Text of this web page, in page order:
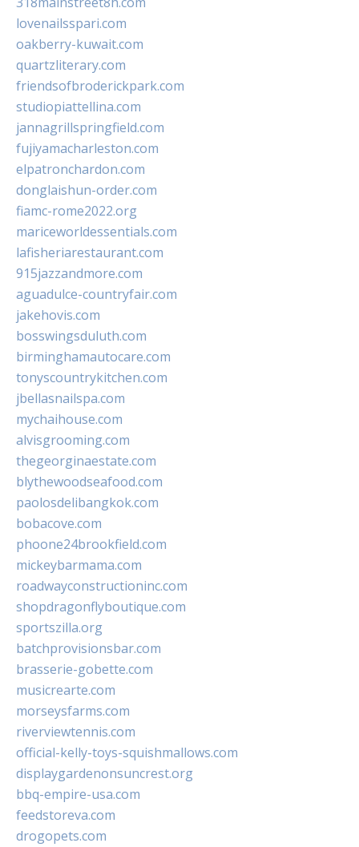
lovenailsspari.com
oakberry-kuwait.com
quartzliterary.com
friendsofbroderickpark.com
studiopiattellina.com
jannagrillspringfield.com
fujiyamacharleston.com
elpatronchardon.com
donglaishun-order.com
fiamc-rome2022.org
mariceworldessentials.com
lafisheriarestaurant.com
915jazzandmore.com
aguadulce-countryfair.com
jakehovis.com
bosswingsduluth.com
birminghamautocare.com
tonyscountrykitchen.com
jbellasnailspa.com
mychaihouse.com
alvisgrooming.com
thegeorginaestate.com
blythewoodseafood.com
paolosdelibangkok.com
bobacove.com
phoone24brookfield.com
mickeybarmama.com
roadwayconstructioninc.com
shopdragonflyboutique.com
sportszilla.org
batchprovisionsbar.com
brasserie-gobette.com
musicrearte.com
morseysfarms.com
riverviewtennis.com
official-kelly-toys-squishmallows.com
displaygardenonsuncrest.org
bbq-empire-usa.com
feedstoreva.com
drogopets.com